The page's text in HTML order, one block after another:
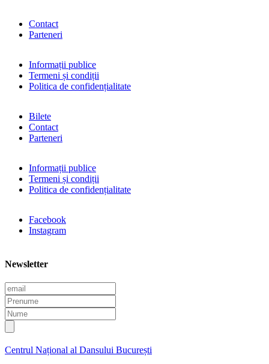
Contact
Parteneri
Informații publice
Termeni și condiții
Politica de confidențialitate
Bilete
Contact
Parteneri
Informații publice
Termeni și condiții
Politica de confidențialitate
Facebook
Instagram
Newsletter
E
m
a
i
l
P
r
e
n
m
N
u
m
e
Centrul Național al Dansului București